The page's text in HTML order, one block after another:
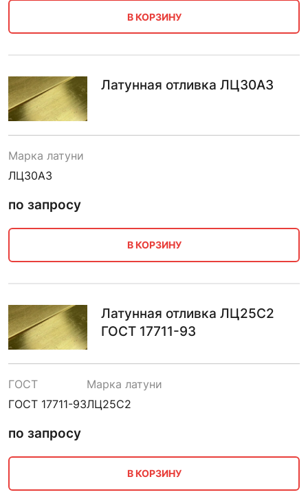
В КОРЗИНУ
Латунная отливка ЛЦ30А3
Марка латуни
ЛЦ30А3
по запросу
В КОРЗИНУ
Латунная отливка ЛЦ25С2
ГОСТ 17711-93
ГОСТ
ГОСТ 17711-93
Марка латуни
ЛЦ25С2
по запросу
В КОРЗИНУ